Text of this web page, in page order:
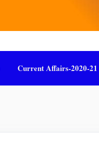
Current Affairs-2020-21